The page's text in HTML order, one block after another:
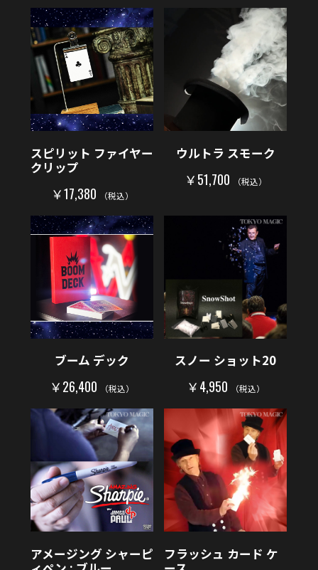
スピリット ファイヤー
クリップ
￥17,380 （税込）
ウルトラ スモーク
￥51,700 （税込）
ブーム デック
￥26,400 （税込）
スノー ショット20
￥4,950 （税込）
アメージング シャーピ
フラッシュ カード ケ